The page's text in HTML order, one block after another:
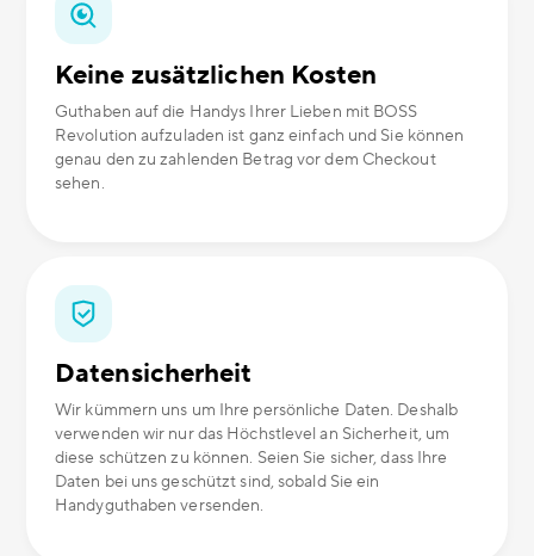
Keine zusätzlichen Kosten
Guthaben auf die Handys Ihrer Lieben mit BOSS
Revolution aufzuladen ist ganz einfach und Sie können
genau den zu zahlenden Betrag vor dem Checkout
sehen.
Datensicherheit
Wir kümmern uns um Ihre persönliche Daten. Deshalb
verwenden wir nur das Höchstlevel an Sicherheit, um
diese schützen zu können. Seien Sie sicher, dass Ihre
Daten bei uns geschützt sind, sobald Sie ein
Handyguthaben versenden.